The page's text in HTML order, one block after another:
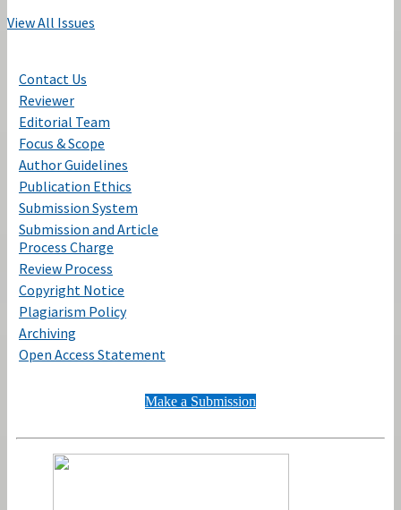
View All Issues
Contact Us
Reviewer
Editorial Team
Focus & Scope
Author Guidelines
Publication Ethics
Submission System
Submission and Article
Process Charge
Review Process
Copyright Notice
Plagiarism Policy
Archiving
Open Access Statement
Make a Submission